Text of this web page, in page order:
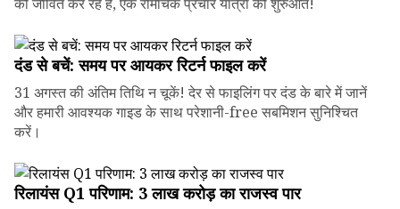
दंड से बचें: समय पर आयकर रिटर्न फाइल करें
31 अगस्त की अंतिम तिथि न चूकें! देर से फाइलिंग पर दंड के बारे में जानें
और हमारी आवश्यक गाइड के साथ परेशानी-free सबमिशन सुनिश्चित
करें।
रिलायंस Q1 परिणाम: ₹3 लाख करोड़ का राजस्व पार